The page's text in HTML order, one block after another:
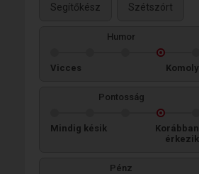
Segítőkész Szétszórt
Humor
Vicces Komoly
Pontosság
Mindig késik
Korábban
érkezik
Pénz